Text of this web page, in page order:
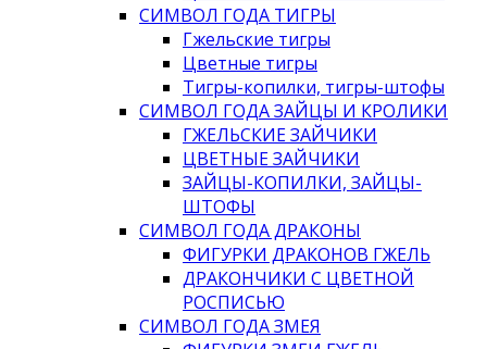
СИМВОЛ ГОДА ТИГРЫ
Гжельские тигры
Цветные тигры
Тигры-копилки, тигры-штофы
СИМВОЛ ГОДА ЗАЙЦЫ И КРОЛИКИ
ГЖЕЛЬСКИЕ ЗАЙЧИКИ
ЦВЕТНЫЕ ЗАЙЧИКИ
ЗАЙЦЫ-КОПИЛКИ, ЗАЙЦЫ-
ШТОФЫ
СИМВОЛ ГОДА ДРАКОНЫ
ФИГУРКИ ДРАКОНОВ ГЖЕЛЬ
ДРАКОНЧИКИ С ЦВЕТНОЙ
РОСПИСЬЮ
СИМВОЛ ГОДА ЗМЕЯ